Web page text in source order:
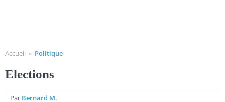
Accueil » Politique
Elections
Par Bernard M.